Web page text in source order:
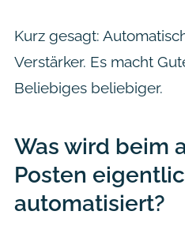
Kurz gesagt:
Verstärker. Es macht
Beliebiges beliebiger.
Was wird beim
Posten
automatisiert?